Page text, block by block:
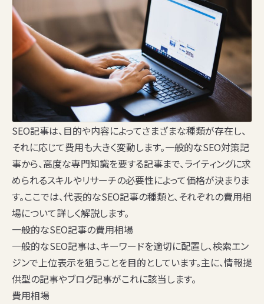
SEO記事は、目的や内容によってさまざまな種類が存在し、
それに応じて費用も大きく変動します。一般的なSEO対策記
事から、高度な専門知識を要する記事まで、ライティングに求
められるスキルやリサーチの必要性によって価格が決まりま
す。ここでは、代表的なSEO記事の種類と、それぞれの費用相
場について詳しく解説します。
一般的なSEO記事の費用相場
一般的なSEO記事は、キーワードを適切に配置し、検索エン
ジンで上位表示を狙うことを目的としています。主に、情報提
供型の記事やブログ記事がこれに該当します。
費用相場